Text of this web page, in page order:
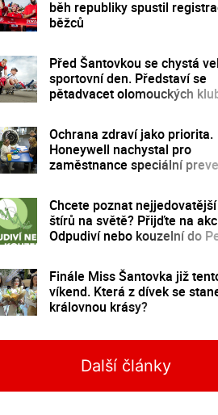
běh republiky spustil
běžců
Před Šantovkou se chystá
sportovní den. Představí se
pětadvacet olomouckých
Ochrana zdraví jako priorita.
Honeywell nachystal pro
zaměstnance speciální
Chcete poznat
štírů na světě? Přijďte na
Odpudiví nebo kouzelní do
Finále Miss Šantovka již
víkend. Která z dívek se
královnou krásy?
Další články